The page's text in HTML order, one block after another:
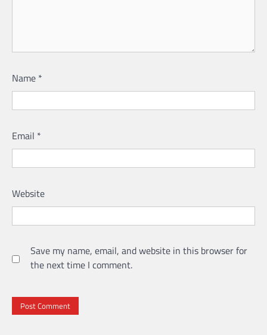
Name *
Email *
Website
Save my name, email, and website in this browser for
the next time I comment.